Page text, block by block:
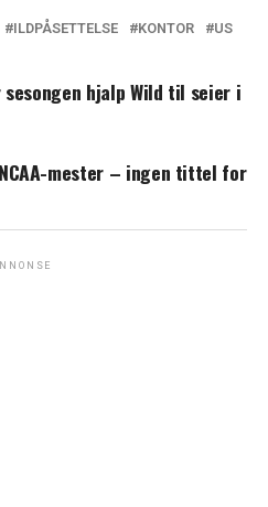
ILDPÅSETTELSE KONTOR US
hjalp Wild til seier i
mester – ingen tittel for